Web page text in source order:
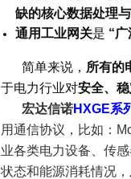
缺的核心数据处理
通用工业网关是 “
简单来说， 所有的
于电力行业对安全、
宏达信诺HXGE系
用通信协议，比如：
业各类电力设备、传
状态和能源消耗情况